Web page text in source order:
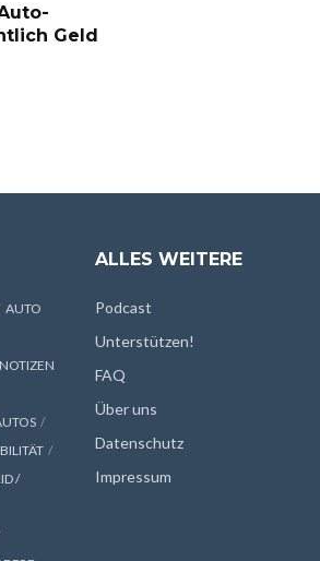
Geld
AUTO
/
ALLES WEITERE
Podcast
Unterstützen!
FAQ
Über uns
Datenschutz
Impressum